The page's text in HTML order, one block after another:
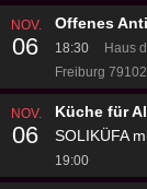
NOV.
06
Offenes
18:30 Haus
Freiburg 79102
NOV.
06
Küche für
SOLIKÜFA
19:00